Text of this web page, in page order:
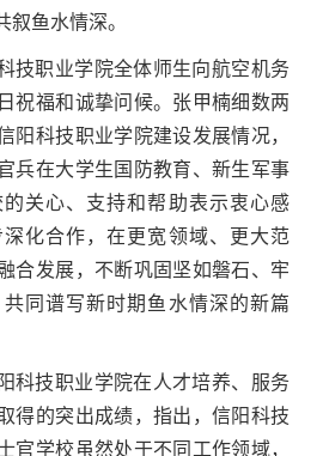
鱼水情深。
技职业学院全体师生向航空机务
祝福和诚挚问候。张甲楠细数两
阳科技职业学院建设发展情况，
兵在大学生国防教育、新生军事
关心、支持和帮助表示衷心感
化合作，在更宽领域、更大范
合发展，不断巩固坚如磐石、牢
同谱写新时期鱼水情深的新篇
科技职业学院在人才培养、服务
得的突出成绩，指出，信阳科技
官学校虽然处于不同工作领域，